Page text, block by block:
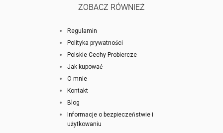
ZOBACZ RÓWNIEŻ
Regulamin
Polityka prywatności
Polskie Cechy Probiercze
Jak kupować
O mnie
Kontakt
Blog
Informacje o bezpieczeństwie i
użytkowaniu